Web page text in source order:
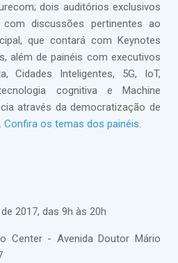
dois auditórios exclusivos
discussões pertinentes ao
que contará com Keynotes
além de painéis com executivos
Cidades Inteligentes, 5G, IoT,
cognitiva e Machine
através da democratização de
Confira os temas dos painéis.
2017, das 9h às 20h
Center - Avenida Doutor Mário